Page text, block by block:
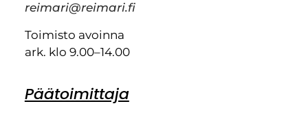
reimari@reimari.fi
Toimisto avoinna
ark. klo 9.00–14.00
Päätoimittaja